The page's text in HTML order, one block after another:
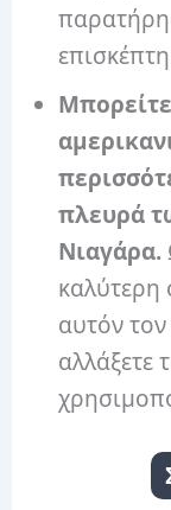
πλευρά
Νιαγάρα.
καλύτερη
αυτόν
αλλάξετε